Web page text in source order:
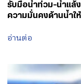
รับมือน้ำท่วม-น้ำแล้
ความมั่นคงด้านน้ำใ
อ่านต่อ